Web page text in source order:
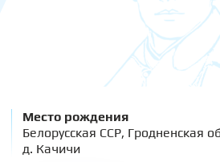
Место рождения
Белорусская ССР, Гродненская
д. Качичи